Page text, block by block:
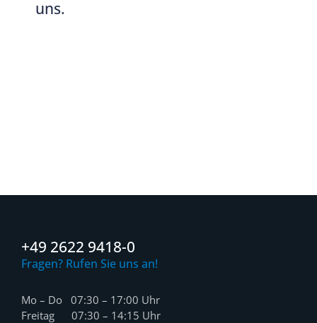
uns.
+49 2622 9418-0
Fragen? Rufen Sie uns an!
Mo – Do 07:30 – 17:00 Uhr
Freitag 07:30 – 14:15 Uhr